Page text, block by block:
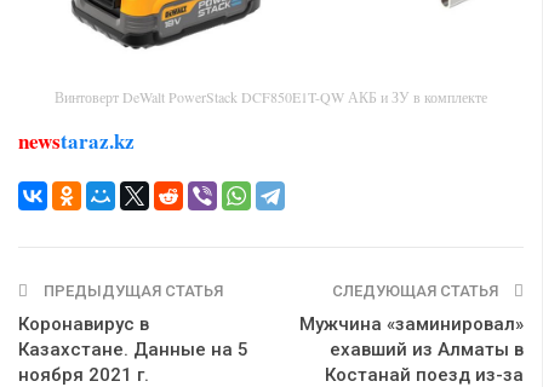
Винтоверт DeWalt PowerStack DCF850E1T-QW АКБ и ЗУ в комплекте
newstaraz.kz
ПРЕДЫДУЩАЯ СТАТЬЯ
Коронавирус в
Казахстане. Данные на 5
ноября 2021 г.
СЛЕДУЮЩАЯ СТАТЬЯ
Мужчина «заминировал»
ехавший из Алматы в
Костанай поезд из-за